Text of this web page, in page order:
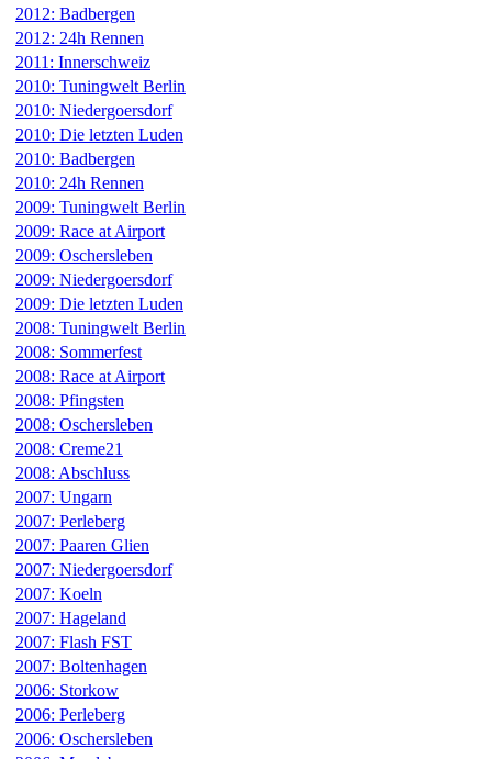
2012: Badbergen
2012: 24h Rennen
2011: Innerschweiz
2010: Tuningwelt Berlin
2010: Niedergoersdorf
2010: Die letzten Luden
2010: Badbergen
2010: 24h Rennen
2009: Tuningwelt Berlin
2009: Race at Airport
2009: Oschersleben
2009: Niedergoersdorf
2009: Die letzten Luden
2008: Tuningwelt Berlin
2008: Sommerfest
2008: Race at Airport
2008: Pfingsten
2008: Oschersleben
2008: Creme21
2008: Abschluss
2007: Ungarn
2007: Perleberg
2007: Paaren Glien
2007: Niedergoersdorf
2007: Koeln
2007: Hageland
2007: Flash FST
2007: Boltenhagen
2006: Storkow
2006: Perleberg
2006: Oschersleben